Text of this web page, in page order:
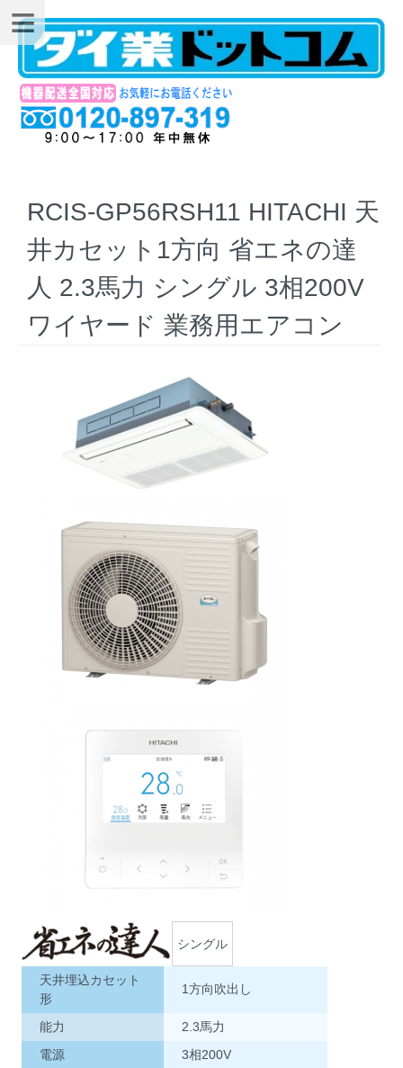
RCIS-GP56RSH11 HITACHI 天
井カセット1方向 省エネの達
人 2.3馬力 シングル 3相200V
ワイヤード 業務用エアコン
シングル
天井埋込カセット
形
1方向吹出し
能力
2.3馬力
電源
3相200V